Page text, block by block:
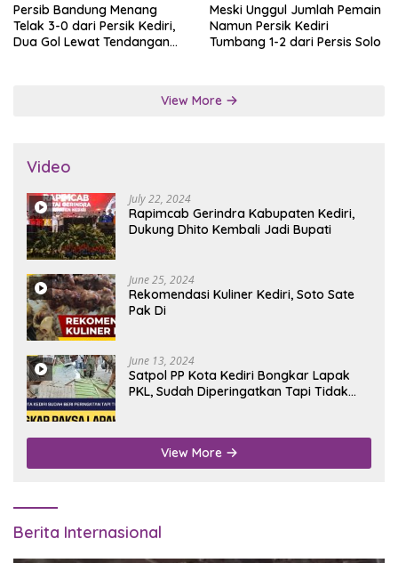
Persib Bandung Menang
Telak 3-0 dari Persik Kediri,
Dua Gol Lewat Tendangan
Meski Unggul Jumlah Pemain
Namun Persik Kediri
Tumbang 1-2 dari Persis Solo
View More
Video
July 22, 2024
Rapimcab Gerindra Kabupaten Kediri,
Dukung Dhito Kembali Jadi Bupati
June 25, 2024
Rekomendasi Kuliner Kediri, Soto Sate
Pak Di
June 13, 2024
Satpol PP Kota Kediri Bongkar Lapak
PKL, Sudah Diperingatkan Tapi Tidak
View More
Berita Internasional